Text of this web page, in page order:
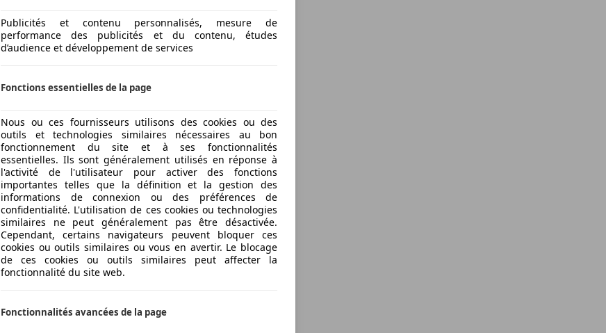
Publicités et contenu personnalisés, mesure de
performance des publicités et du contenu, études
d’audience et développement de services
Fonctions essentielles de la page
Nous ou ces fournisseurs utilisons des cookies ou des
outils et technologies similaires nécessaires au bon
fonctionnement du site et à ses fonctionnalités
essentielles. Ils sont généralement utilisés en réponse à
l'activité de l'utilisateur pour activer des fonctions
importantes telles que la définition et la gestion des
informations de connexion ou des préférences de
confidentialité. L'utilisation de ces cookies ou technologies
similaires ne peut généralement pas être désactivée.
Cependant, certains navigateurs peuvent bloquer ces
cookies ou outils similaires ou vous en avertir. Le blocage
de ces cookies ou outils similaires peut affecter la
fonctionnalité du site web.
Fonctionnalités avancées de la page